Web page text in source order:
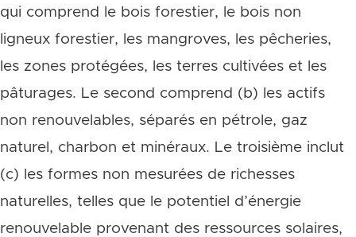
qui comprend le bois forestier, le bois non
ligneux forestier, les mangroves, les pêcheries,
les zones protégées, les terres cultivées et les
pâturages. Le second comprend (b) les actifs
non renouvelables, séparés en pétrole, gaz
naturel, charbon et minéraux. Le troisième inclut
(c) les formes non mesurées de richesses
naturelles, telles que le potentiel d’énergie
renouvelable provenant des ressources solaires,